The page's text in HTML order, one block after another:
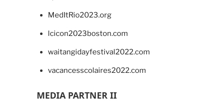
MedItRio2023.org
lcicon2023boston.com
waitangidayfestival2022.com
vacancesscolaires2022.com
MEDIA PARTNER II